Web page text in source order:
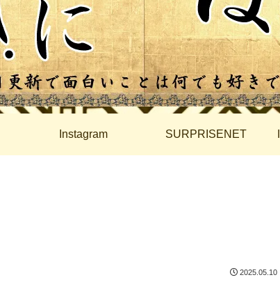
Instagram SURPRISENET
2025.05.10